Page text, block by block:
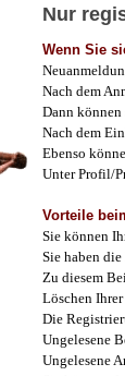
Nur
Wenn Sie
Nach dem
Dann
Nach dem
Ebenso
Unter Profil/
Vorteile
Sie können
Sie haben
Zu diesem
Löschen
Die
Ungelesene
Ungelesene